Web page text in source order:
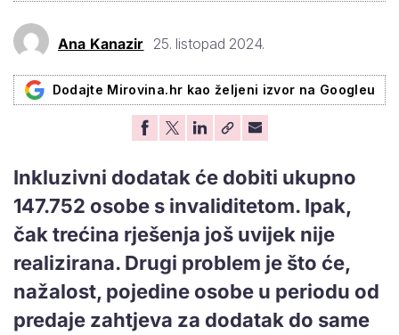
Ana Kanazir 25. listopad 2024.
Dodajte Mirovina.hr kao željeni izvor na Googleu
Inkluzivni dodatak će dobiti ukupno
147.752 osobe s invaliditetom. Ipak,
čak trećina rješenja još uvijek nije
realizirana. Drugi problem je što će,
nažalost, pojedine osobe u periodu od
predaje zahtjeva za dodatak do same